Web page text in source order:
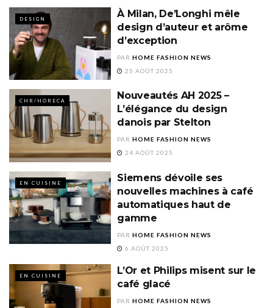
DESIGN
À Milan, De’Longhi mêle
design d’auteur et arôme
d’exception
PAR HOME FASHION NEWS
25 AOÛT 2025
CHR/HORECA
Nouveautés AH 2025 –
L’élégance du design
danois par Stelton
PAR HOME FASHION NEWS
24 AOÛT 2025
EN CUISINE
Siemens dévoile ses
nouvelles machines à café
automatiques haut de
gamme
PAR HOME FASHION NEWS
6 AOÛT 2025
EN CUISINE
L’Or et Philips misent sur le
café glacé
PAR HOME FASHION NEWS